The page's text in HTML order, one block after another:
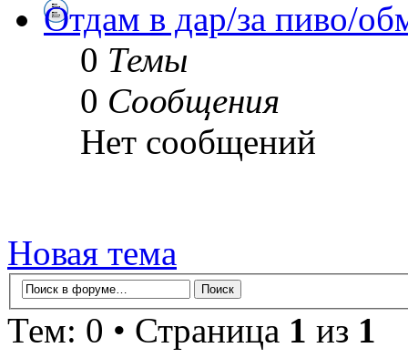
Отдам в дар/за пиво/
0 Темы
0 Сообщения
Нет сообщений
Новая тема
Тем: 0 • Страница 1 из 1